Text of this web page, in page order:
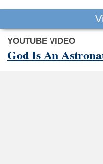
YOUTUBE VIDEO
God Is An